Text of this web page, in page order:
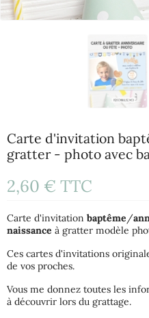
Carte d'invitation
gratter - photo avec
2,60 € TTC
Carte d'invitation baptême/
naissance à gratter modèle
Ces cartes d'invitations
de vos proches.
Vous me donnez toutes les
à découvrir lors du grattage.